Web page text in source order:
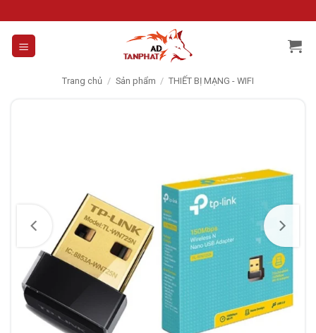
to
content
Trang chủ / Sản phẩm / THIẾT BỊ MẠNG - WIFI